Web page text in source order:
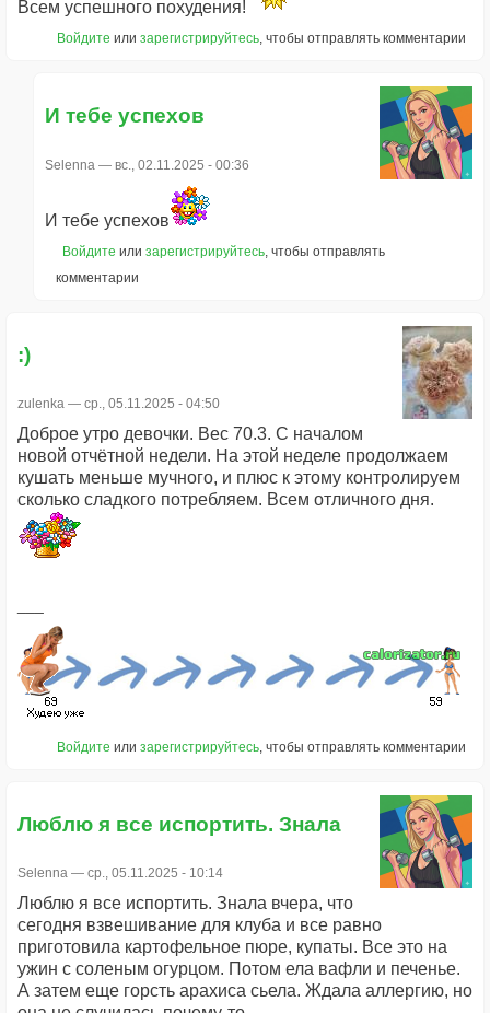
Всем успешного похудения!
Войдите или зарегистрируйтесь, чтобы отправлять комментарии
И тебе успехов
Selenna — вс., 02.11.2025 - 00:36
И тебе успехов
Войдите или зарегистрируйтесь , чтобы отправлять
комментарии
:)
zulenka — ср., 05.11.2025 - 04:50
Доброе утро девочки. Вес 70.3. С началом
новой отчётной недели. На этой неделе продолжаем
кушать меньше мучного, и плюс к этому контролируем
сколько сладкого потребляем. Всем отличного дня.
Войдите или зарегистрируйтесь, чтобы отправлять комментарии
Люблю я все испортить. Знала
Selenna — ср., 05.11.2025 - 10:14
Люблю я все испортить. Знала вчера, что
сегодня взвешивание для клуба и все равно
приготовила картофельное пюре, купаты. Все это на
ужин с соленым огурцом. Потом ела вафли и печенье.
А затем еще горсть арахиса сьела. Ждала аллергию, но